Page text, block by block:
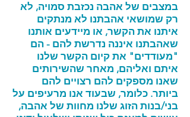
במצבים של אהבה נכזבת סמויה, לא
רק שמושאי אהבתנו לא מנתקים
איתנו את הקשר, או מיידעים אותנו
שאהבתנו איננה נדרשת להם - הם
"מעודדים" את קיום הקשר שלנו
איתם ואליהם, מאחר שהשירותים
שאנו מספקים להם רצויים להם
ביותר. כלומר, שבעוד אנו מרעיפים על
בני/בנות הזוג שלנו מחוות של אהבה,